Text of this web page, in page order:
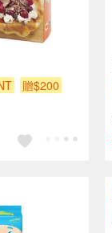
贈$200